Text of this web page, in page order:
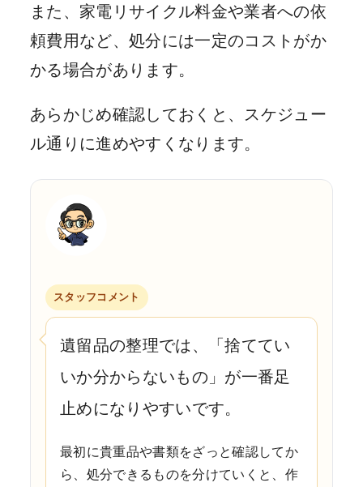
また、家電リサイクル料金や業者への依
頼費用など、処分には一定のコストがか
かる場合があります。
あらかじめ確認しておくと、スケジュー
ル通りに進めやすくなります。
スタッフコメント
遺留品の整理では、「捨ててい
いか分からないもの」が一番足
止めになりやすいです。
最初に貴重品や書類をざっと確認してか
ら、処分できるものを分けていくと、作